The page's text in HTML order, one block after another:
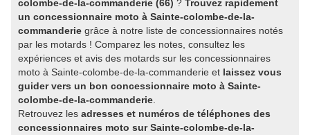
colombe-de-la-commanderie (66) ? Trouvez rapidement
un concessionnaire moto à Sainte-colombe-de-la-
commanderie grâce à notre liste de concessionnaires notés
par les motards ! Comparez les notes, consultez les
expériences et avis des motards sur les concessionnaires
moto à Sainte-colombe-de-la-commanderie et laissez vous
guider vers un bon concessionnaire moto à Sainte-
colombe-de-la-commanderie
Retrouvez les adresses et numéros de téléphones des
concessionnaires moto sur Sainte-colombe-de-la-